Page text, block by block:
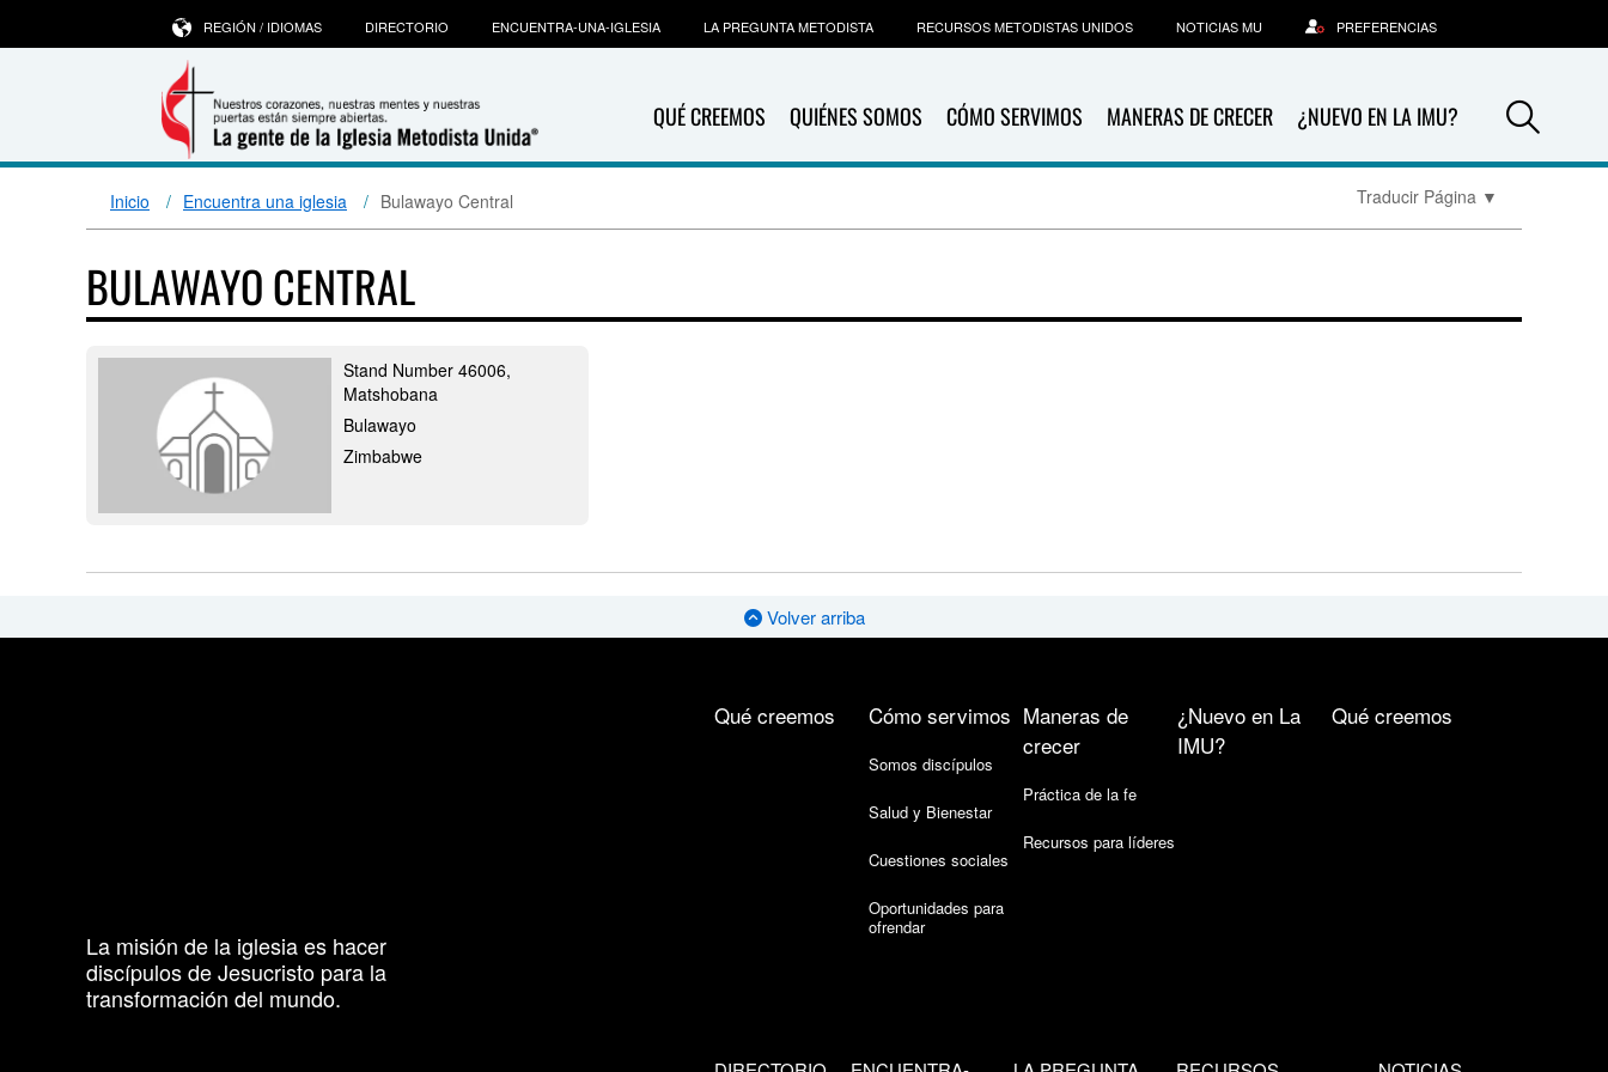
QUÉ CREEMOS QUIÉNES SOMOS CÓMO SERVIMOS MANERAS DE CRECER ¿NUEVO EN LA IMU?
REGIÓN / IDIOMAS DIRECTORIO ENCUENTRA-UNA-IGLESIA LA PREGUNTA METODISTA RECURSOS METODISTAS UNIDOS NOTICIAS MU PREFERENCIAS
Inicio Encuentra una iglesia Bulawayo Central Traducir Página ▼
BULAWAYO CENTRAL
Stand Number 46006,
Matshobana
Bulawayo
Zimbabwe
Volver arriba
La misión de la iglesia es hacer
discípulos de Jesucristo para la
transformación del mundo.
Qué creemos Cómo servimos
Somos discípulos
Salud y Bienestar
Cuestiones sociales
Oportunidades para
ofrendar
Maneras de
crecer
Práctica de la fe
Recursos para líderes
¿Nuevo en La
IMU?
Qué creemos